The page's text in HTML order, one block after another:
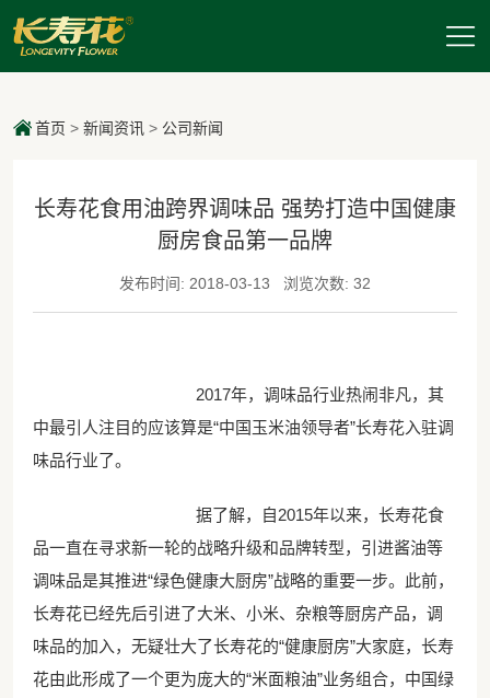
首页 > 新闻资讯> 公司新闻
长寿花食用油跨界调味品 强势打造中国健康
厨房食品第一品牌
发布时间: 2018-03-13 浏览次数: 32
2017年，调味品行业热闹非凡，其
中最引人注目的应该算是“中国玉米油领导者”长寿花入驻调
味品行业了。
据了解，自2015年以来，长寿花食
品一直在寻求新一轮的战略升级和品牌转型，引进酱油等
调味品是其推进“绿色健康大厨房”战略的重要一步。此前，
长寿花已经先后引进了大米、小米、杂粮等厨房产品，调
味品的加入，无疑壮大了长寿花的“健康厨房”大家庭，长寿
花由此形成了一个更为庞大的“米面粮油”业务组合，中国绿